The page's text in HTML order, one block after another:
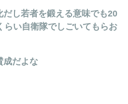
し若者を鍛える意味でも20
らい自衛隊でしごいてもらお
成だよな